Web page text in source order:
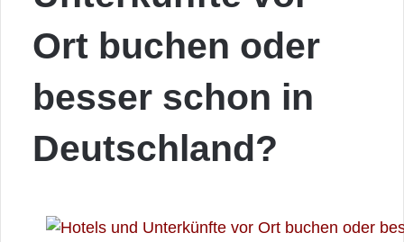
Ort buchen oder
besser schon in
Deutschland?